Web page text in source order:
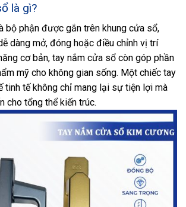
là gì?
bộ phận được gắn trên khung cửa sổ,
dàng mở, đóng hoặc điều chỉnh vị trí
cơ bản, tay nắm cửa sổ còn góp phần
mỹ cho không gian sống. Một chiếc tay
tinh tế không chỉ mang lại sự tiện lợi mà
cho tổng thể kiến trúc.